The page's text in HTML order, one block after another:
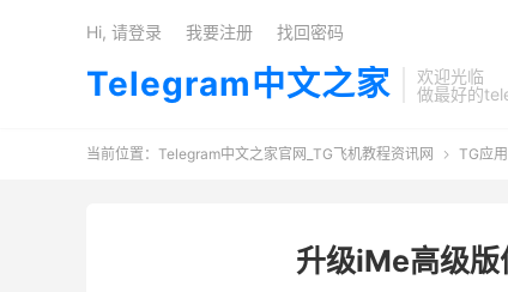
Telegram中文之家
欢迎光临
做最好的
Hi, 请登录 我要注册 找回密码
当前位置： Telegram中文之家官网_TG飞机教程资讯网  TG应
升级iMe高级版